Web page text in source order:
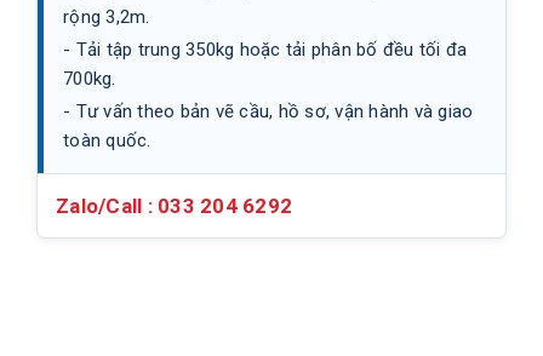
rộng 3,2m.
- Tải tập trung 350kg hoặc tải phân bố đều tối đa
700kg.
- Tư vấn theo bản vẽ cầu, hồ sơ, vận hành và giao
toàn quốc.
Zalo/Call : 033 204 6292